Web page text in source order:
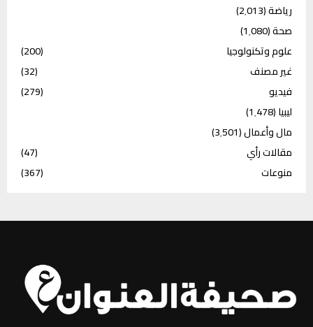
رياضة(2٬013)
صحة(1٬080)
علوم وتكنولوجيا
(200)
غير مصنف
(32)
فيديو
(279)
ليبيا(1٬478)
مال وأعمال(3٬501)
مقالات رأي
(47)
منوعات
(367)